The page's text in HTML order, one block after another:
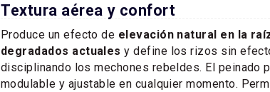
Textura aérea y confort
Produce un efecto de elevación natural en la
degradados actualesy define los rizos sin
disciplinando los mechones rebeldes. El peinado
modulable y ajustable en cualquier momento.